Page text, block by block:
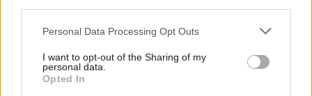
Personal Data Processing Opt Outs
I want to opt-out of the Sharing of my
personal data.
Opted In
lungomare di San
20 Febbraio 2017
In "San Bartolomeo al